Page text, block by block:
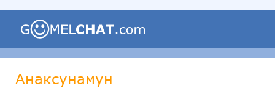
Анаксунамун